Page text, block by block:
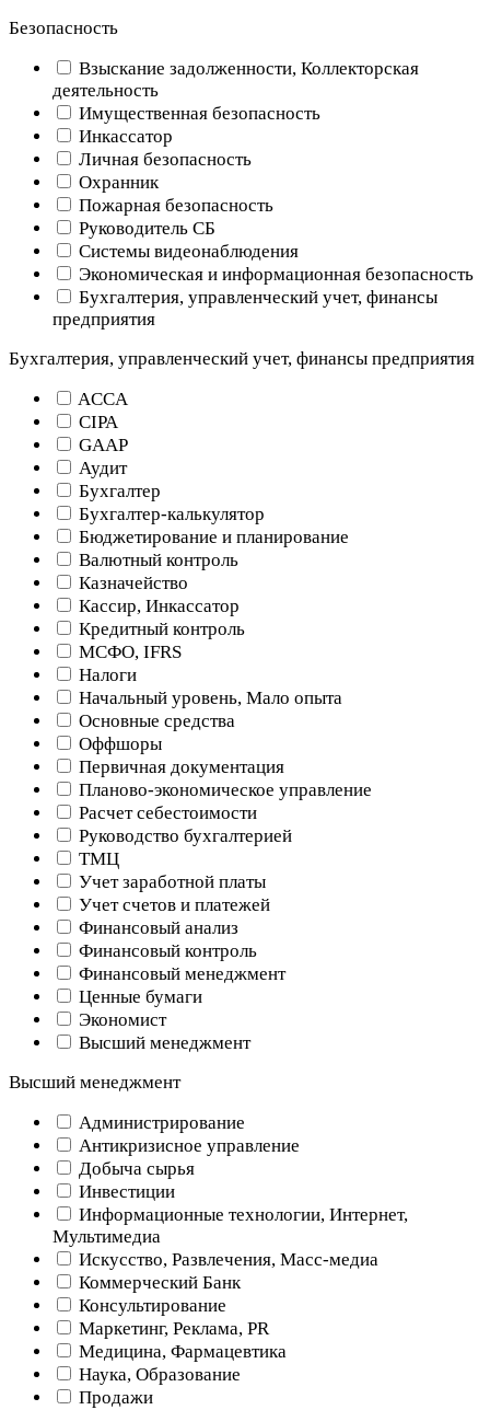
Безопасность
Взыскание задолженности, Коллекторская
деятельность
Имущественная безопасность
Инкассатор
Личная безопасность
Охранник
Пожарная безопасность
Руководитель СБ
Системы видеонаблюдения
Экономическая и информационная безопасность
Бухгалтерия, управленческий учет, финансы
предприятия
Бухгалтерия, управленческий учет, финансы предприятия
ACCA
CIPA
GAAP
Аудит
Бухгалтер
Бухгалтер-калькулятор
Бюджетирование и планирование
Валютный контроль
Казначейство
Кассир, Инкассатор
Кредитный контроль
МСФО, IFRS
Налоги
Начальный уровень, Мало опыта
Основные средства
Оффшоры
Первичная документация
Планово-экономическое управление
Расчет себестоимости
Руководство бухгалтерией
ТМЦ
Учет заработной платы
Учет счетов и платежей
Финансовый анализ
Финансовый контроль
Финансовый менеджмент
Ценные бумаги
Экономист
Высший менеджмент
Высший менеджмент
Администрирование
Антикризисное управление
Добыча cырья
Инвестиции
Информационные технологии, Интернет,
Мультимедиа
Искусство, Развлечения, Масс-медиа
Коммерческий Банк
Консультирование
Маркетинг, Реклама, PR
Медицина, Фармацевтика
Наука, Образование
Продажи